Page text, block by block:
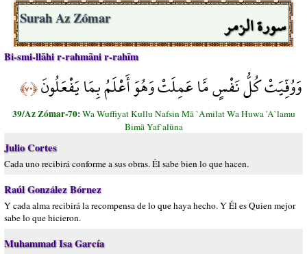
سورة الزمر Surah Az Zómar
Bi-smi-llāhi r-rahmāni r-rahīm
وَوُفِّيَتْ كُلُّ نَفْسٍ مَّا عَمِلَتْ وَهُوَ أَعْلَمُ بِمَا يَفْعَلُونَ﴿٧٠﴾
39/Az Zómar-70:Wa Wuffiyat Kullu Nafsin Mā `Amilat Wa Huwa 'A`lamu
Bimā Yaf`alūna
Julio Cortes
Cada uno recibirá conforme a sus obras. Él sabe bien lo que hacen.
Raúl González Bórnez
Y cada alma recibirá la recompensa de lo que haya hecho. Y Él es Quien mejor
sabe lo que hicieron.
Muhammad Isa García